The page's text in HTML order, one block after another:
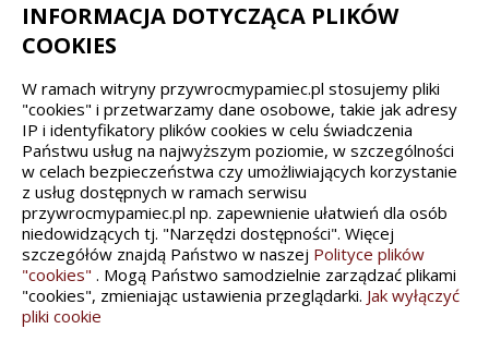
Statystyki oglądalności
Spełniamy standardy dostępności oraz W3C
WCAG 2.1 SECTION 508 EAA/EN 301549
IS 5568
INFORMACJA DOTYCZĄCA PLIKÓW
COOKIES
W ramach witryny przywrocmypamiec.pl stosujemy pliki
"cookies" i przetwarzamy dane osobowe, takie jak adresy
IP i identyfikatory plików cookies w celu świadczenia
Państwu usług na najwyższym poziomie, w szczególności
w celach bezpieczeństwa czy umożliwiających korzystanie
z usług dostępnych w ramach serwisu
przywrocmypamiec.pl np. zapewnienie ułatwień dla osób
niedowidzących tj. "Narzędzi dostępności". Więcej
szczegółów znajdą Państwo w naszej Polityce plików
"cookies" . Mogą Państwo samodzielnie zarządzać plikami
"cookies", zmieniając ustawienia przeglądarki. Jak wyłączyć
pliki cookie